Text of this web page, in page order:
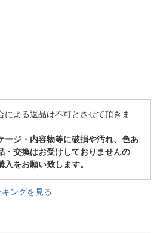
よる返品は不可とさせて頂きま
ージ・内容物等に破損や汚れ、色あ
・交換はお受けしておりませんの
をお願い致します。
ングを見る